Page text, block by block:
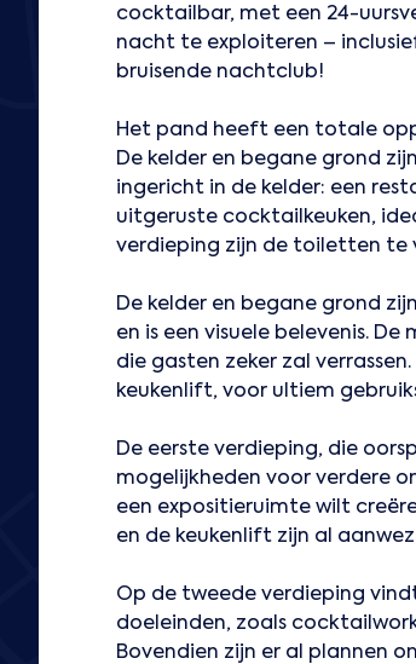
cocktailbar, met een 24-
nacht te exploiteren –
bruisende nachtclub!
Het pand heeft een totale
De kelder en begane grond
ingericht in de kelder: een
uitgeruste cocktailkeuken,
verdieping zijn de toiletten te
De kelder en begane grond
en is een visuele belevenis.
die gasten zeker zal
keukenlift, voor ultiem
De eerste verdieping, die
mogelijkheden voor verdere
een expositieruimte wilt
en de keukenlift zijn al
Op de tweede verdieping
doeleinden, zoals
Bovendien zijn er al plannen